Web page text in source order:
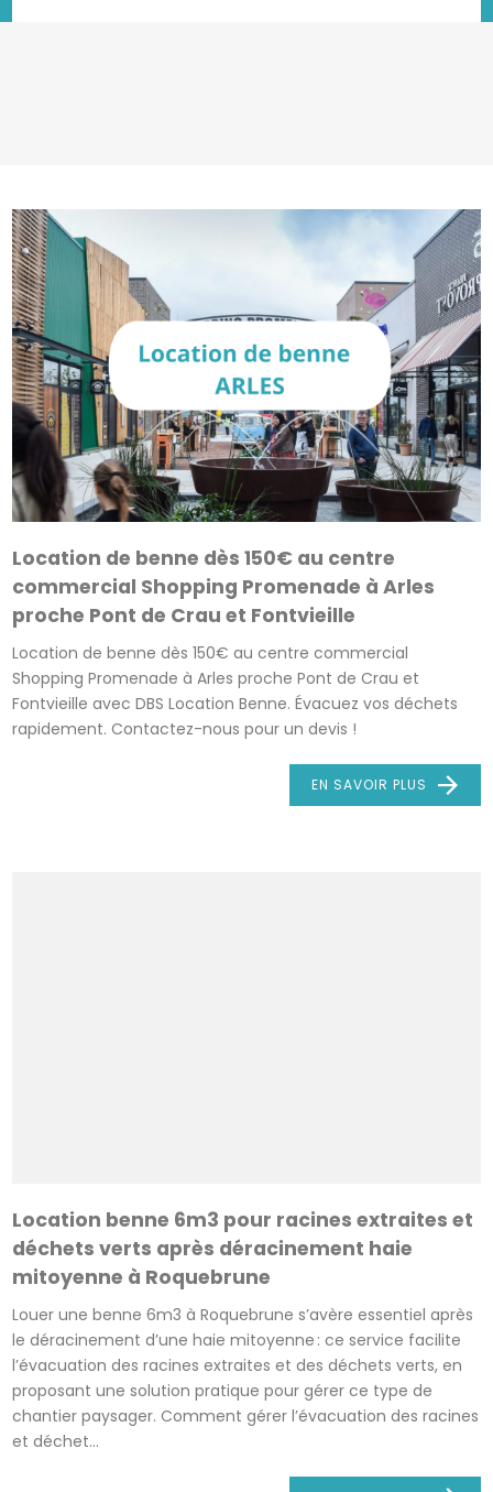
Location de benne dès 150€ au centre
commercial Shopping Promenade à Arles
proche Pont de Crau et Fontvieille
Location de benne dès 150€ au centre commercial
Shopping Promenade à Arles proche Pont de Crau et
Fontvieille avec DBS Location Benne. Évacuez vos déchets
rapidement. Contactez-nous pour un devis !
EN SAVOIR PLUS
Location benne 6m3 pour racines extraites et
déchets verts après déracinement haie
mitoyenne à Roquebrune
Louer une benne 6m3 à Roquebrune s’avère essentiel après
le déracinement d’une haie mitoyenne : ce service facilite
l’évacuation des racines extraites et des déchets verts, en
proposant une solution pratique pour gérer ce type de
chantier paysager. Comment gérer l’évacuation des racines
et déchet...